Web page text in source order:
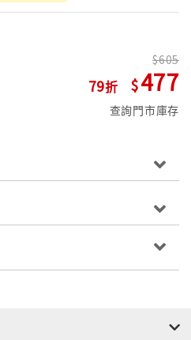
79
605
477
查詢門市庫存